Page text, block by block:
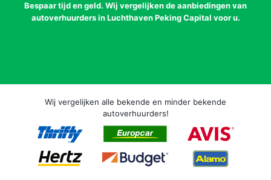
Bespaar tijd en geld. Wij vergelijken de aanbiedingen van
autoverhuurders in Luchthaven Peking Capital voor u.
Wij vergelijken alle bekende en minder bekende
autoverhuurders!